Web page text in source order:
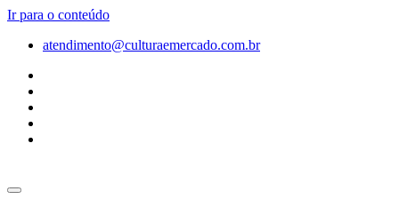
Ir para o conteúdo
atendimento@culturaemercado.com.br